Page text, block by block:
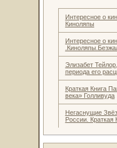
Интересное о
Киноляпы
Интересное о
Элизабет
периода его
Краткая Книга
века» Голливуда
Негаснущие
России. Краткая